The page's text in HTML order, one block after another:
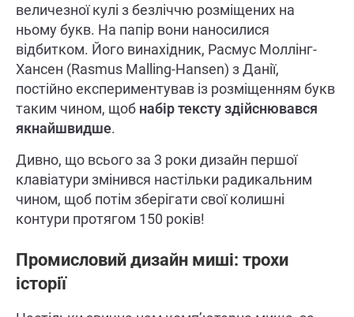
величезної кулі з безліччю розміщених на
ньому букв. На папір вони наносилися
відбитком. Його винахідник, Расмус Моллінг-
Хансен (Rasmus Malling-Hansen) з Данії,
постійно експериментував із розміщенням букв
таким чином, щоб набір тексту здійснювався
якнайшвидше.
Дивно, що всього за 3 роки дизайн першої
клавіатури змінився настільки радикальним
чином, щоб потім зберігати свої колишні
контури протягом 150 років!
Промисловий дизайн миші: трохи
історії